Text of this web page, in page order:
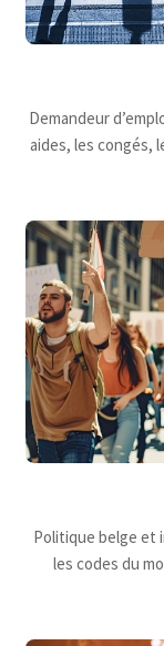
Demandeur
aides, les congés,
Politique belge
les codes du